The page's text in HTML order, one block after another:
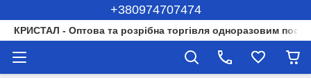
+380974707474
КРИСТАЛ - Оптова та розрібна торгівля одноразовим